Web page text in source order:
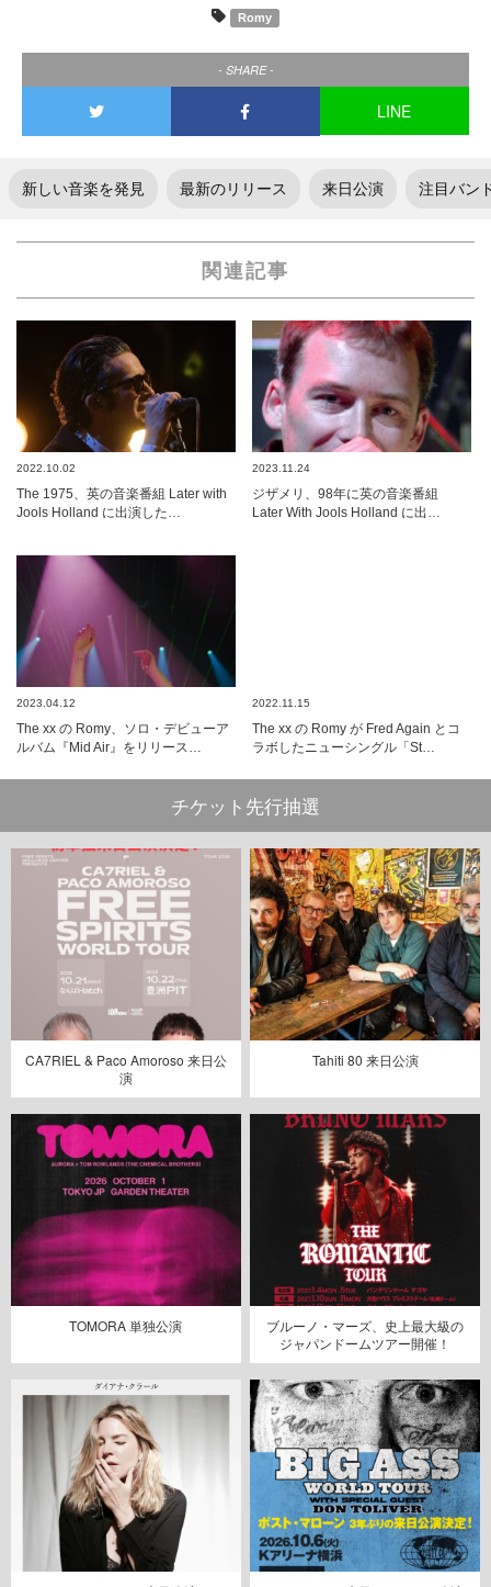
Romy
- SHARE -
LINE
新しい音楽を発見 最新のリリース 来日公演 注目バン
関連記事
2022.10.02
The 1975、英の音楽番組 Later with
Jools Holland に出演した…
2023.11.24
ジザメリ、98年に英の音楽番組
Later With Jools Holland に出…
2023.04.12
The xx の Romy、ソロ・デビューア
ルバム『Mid Air』をリリース…
2022.11.15
The xx の Romy が Fred Again とコ
ラボしたニューシングル「St…
チケット先行抽選
CA7RIEL & Paco Amoroso 来日公
演
Tahiti 80 来日公演
TOMORA 単独公演
ブルーノ・マーズ、史上最大級の
ジャパンドームツアー開催！